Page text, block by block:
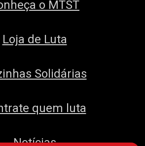
o MTST
Loja de Luta
Solidárias
quem luta
Notícias